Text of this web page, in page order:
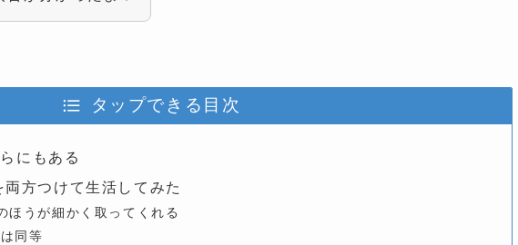
タップできる目次
にもある
方つけて生活してみた
うが細かく取ってくれる
同等